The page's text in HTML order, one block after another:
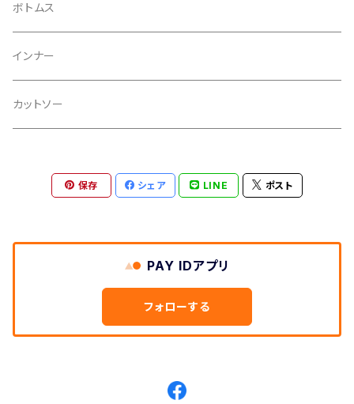
ボトムス
インナー
カットソー
保存 シェア LINE ポスト
PAY IDアプリ
フォローする